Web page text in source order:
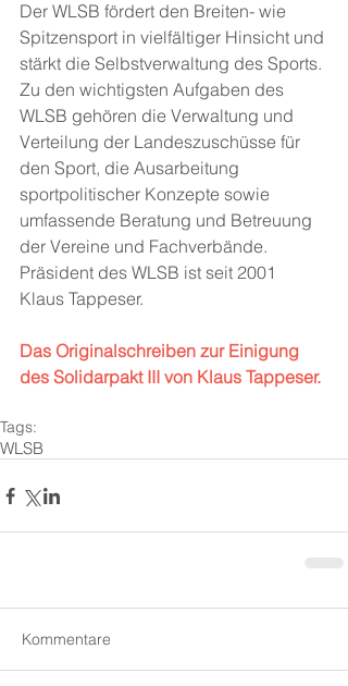
Der WLSB fördert den Breiten- wie
Spitzensport in vielfältiger Hinsicht und
stärkt die Selbstverwaltung des Sports.
Zu den wichtigsten Aufgaben des
WLSB gehören die Verwaltung und
Verteilung der Landeszuschüsse für
den Sport, die Ausarbeitung
sportpolitischer Konzepte sowie
umfassende Beratung und Betreuung
der Vereine und Fachverbände.
Präsident des WLSB ist seit 2001
Klaus Tappeser.
Das Originalschreiben zur Einigung
des Solidarpakt III von Klaus Tappeser.
Tags:
WLSB
Kommentare